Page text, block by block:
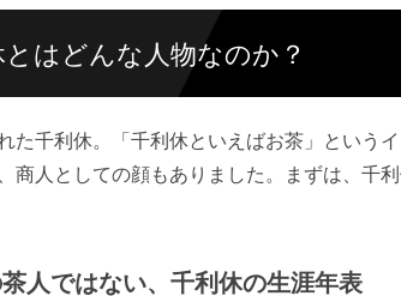
はどんな人物なのか？
た千利休。「千利休といえばお茶」という
商人としての顔もありました。まずは、千
人ではない、千利休の生涯年表